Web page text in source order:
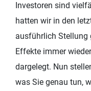
Investoren sind
hatten wir in den
ausführlich Stellung
Effekte immer
dargelegt. Nun
was Sie genau tun,